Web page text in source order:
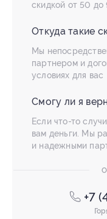
скидкой от 50 до
Откуда такие
Мы
партнером и
условиях для вас
Смогу ли я
Если что-то
вам деньги. Мы
и надежными
+7